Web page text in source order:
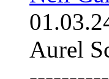
Aurel